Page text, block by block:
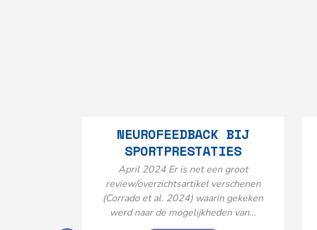
NEUROFEEDBACK BIJ
SPORTPRESTATIES
April 2024 Er is net een groot
review/overzichtsartikel verschenen
(Corrado et al. 2024) waarin gekeken
werd naar de mogelijkheden van…